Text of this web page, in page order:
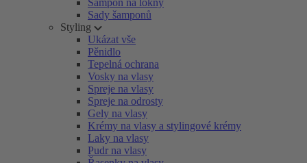
Šampon na lokny
Sady šamponů
Styling
Ukázat vše
Pěnidlo
Tepelná ochrana
Vosky na vlasy
Spreje na vlasy
Spreje na odrosty
Gely na vlasy
Krémy na vlasy a stylingové krémy
Laky na vlasy
Pudr na vlasy